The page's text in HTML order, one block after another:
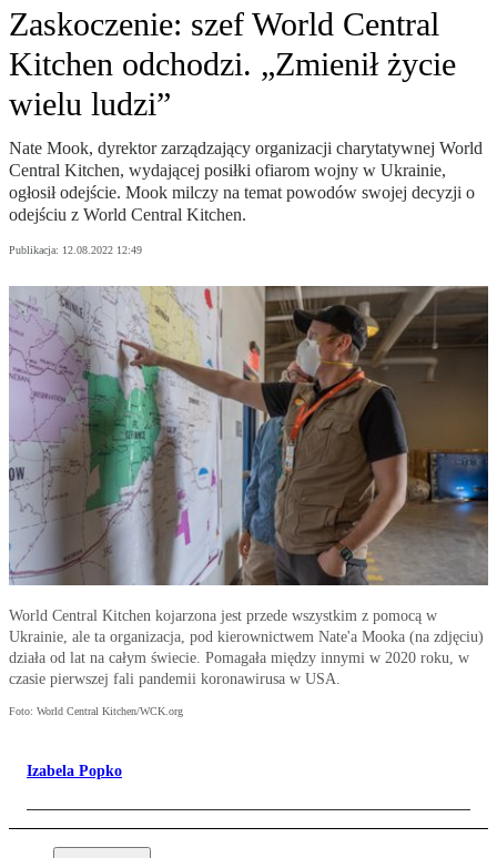
Zaskoczenie: szef World Central
Kitchen odchodzi. „Zmienił życie
wielu ludzi”
Nate Mook, dyrektor zarządzający organizacji charytatywnej World
Central Kitchen, wydającej posiłki ofiarom wojny w Ukrainie,
ogłosił odejście. Mook milczy na temat powodów swojej decyzji o
odejściu z World Central Kitchen.
Publikacja: 12.08.2022 12:49
World Central Kitchen kojarzona jest przede wszystkim z pomocą w
Ukrainie, ale ta organizacja, pod kierownictwem Nate'a Mooka (na zdjęciu)
działa od lat na całym świecie. Pomagała między innymi w 2020 roku, w
czasie pierwszej fali pandemii koronawirusa w USA.
Foto: World Central Kitchen/WCK.org
Izabela Popko